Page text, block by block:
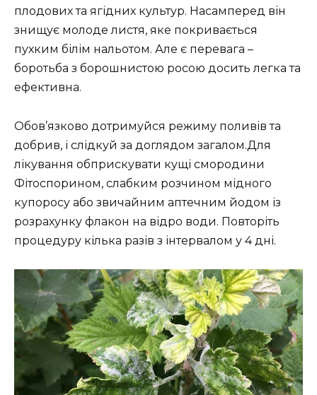
плодових та ягідних культур. Насамперед він
знищує молоде листя, яке покривається
пухким білім нальотом. Але є перевага –
боротьба з борошнистою росою досить легка та
ефективна.
Обов’язково дотримуйся режиму поливів та
добрив, і слідкуй за доглядом загалом.Для
лікування обприскувати кущі смородини
Фітоспорином, слабким розчином мідного
купоросу або звичайним аптечним йодом із
розрахунку флакон на відро води. Повторіть
процедуру кілька разів з інтервалом у 4 дні.